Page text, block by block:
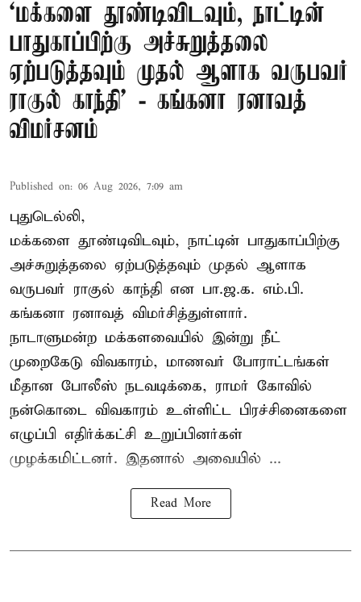
‘மக்களை தூண்டிவிடவும், நாட்டின்
பாதுகாப்பிற்கு அச்சுறுத்தலை
ஏற்படுத்தவும் முதல் ஆளாக வருபவர்
ராகுல் காந்தி’ - கங்கனா ரனாவத்
விமர்சனம்
Published on: 06 Aug 2026, 7:09 am
புதுடெல்லி,
மக்களை தூண்டிவிடவும், நாட்டின் பாதுகாப்பிற்கு
அச்சுறுத்தலை ஏற்படுத்தவும் முதல் ஆளாக
வருபவர் ராகுல் காந்தி என பா.ஜ.க. எம்.பி.
கங்கனா ரனாவத் விமர்சித்துள்ளார்.
நாடாளுமன்ற மக்களவையில் இன்று நீட்
முறைகேடு விவகாரம், மாணவர் போராட்டங்கள்
மீதான போலீஸ் நடவடிக்கை, ராமர் கோவில்
நன்கொடை விவகாரம் உள்ளிட்ட பிரச்சினைகளை
எழுப்பி எதிர்க்கட்சி உறுப்பினர்கள்
முழக்கமிட்டனர். இதனால் அவையில் ...
Read More